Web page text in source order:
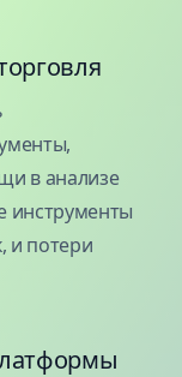
в анализе
инструменты
и потери